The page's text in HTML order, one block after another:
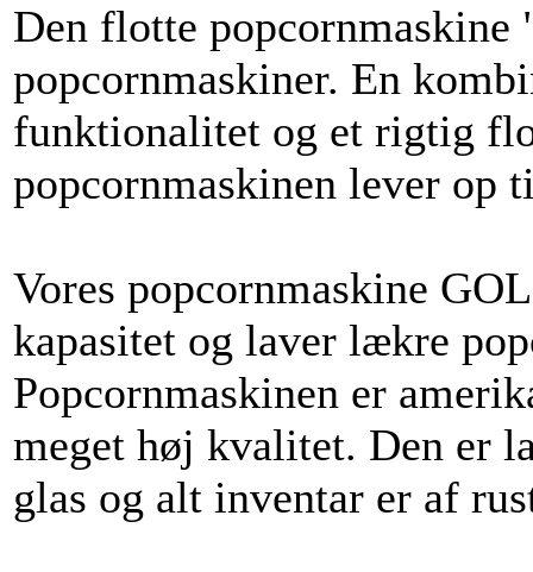
Den flotte
popcornmaskiner. En
funktionalitet og et rigtig
popcornmaskinen lever op
Vores popcornmaskine
kapasitet og laver lækre
Popcornmaskinen er
meget høj kvalitet. Den er
glas og alt inventar er af